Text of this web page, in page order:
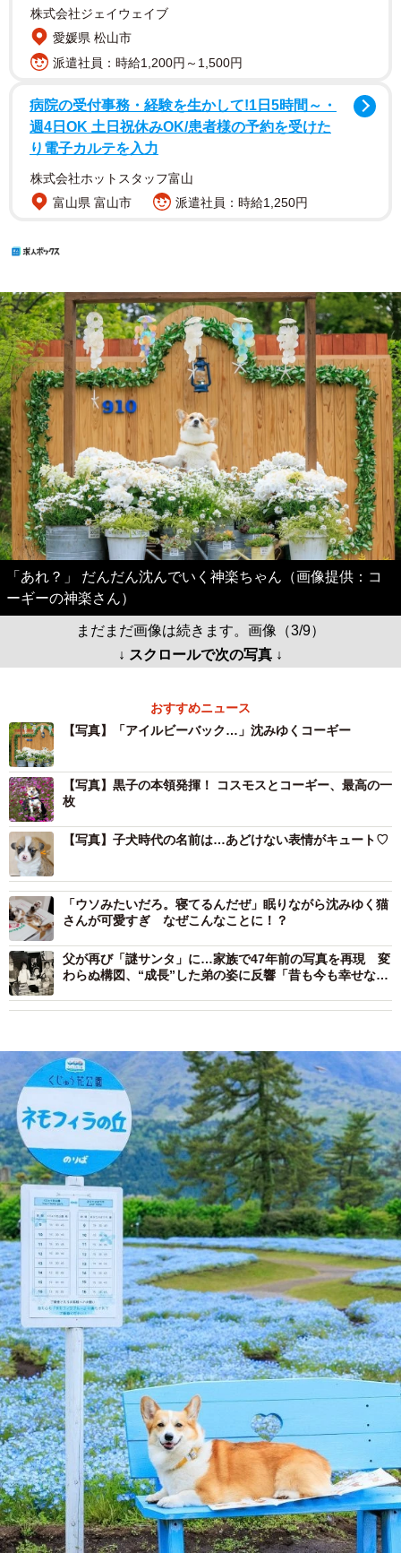
株式会社ジェイウェイブ
愛媛県 松山市
派遣社員：時給1,200円～1,500円
病院の受付事務・経験を生かして!1日5時間～・
週4日OK 土日祝休みOK/患者様の予約を受けた
り電子カルテを入力
株式会社ホットスタッフ富山
富山県 富山市
派遣社員：時給1,250円
「あれ？」 だんだん沈んでいく神楽ちゃん（画像提供：コ
ーギーの神楽さん）
まだまだ画像は続きます。画像（3/9）
↓ スクロールで次の写真 ↓
おすすめニュース
【写真】「アイルビーバック…」沈みゆくコーギー
【写真】黒子の本領発揮！ コスモスとコーギー、最高の一
枚
【写真】子犬時代の名前は…あどけない表情がキュート♡
「ウソみたいだろ。寝てるんだぜ」眠りながら沈みゆく猫
さんが可愛すぎ なぜこんなことに！？
父が再び「謎サンタ」に…家族で47年前の写真を再現 変
わらぬ構図、“成長”した弟の姿に反響「昔も今も幸せな写